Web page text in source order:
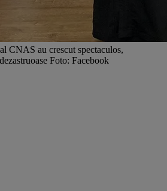
CNAS au crescut spectaculos,
Foto: Facebook